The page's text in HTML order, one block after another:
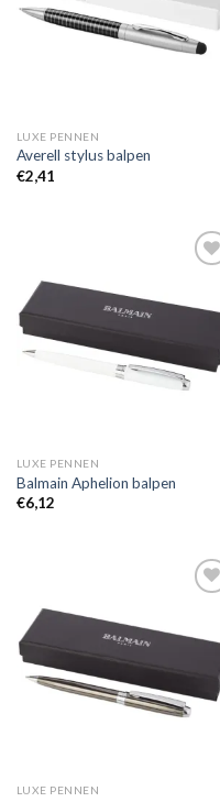
LUXE PENNEN
Averell stylus balpen
€2,41
wenslijst
LUXE PENNEN
Balmain Aphelion balpen
€6,12
wenslijst
LUXE PENNEN